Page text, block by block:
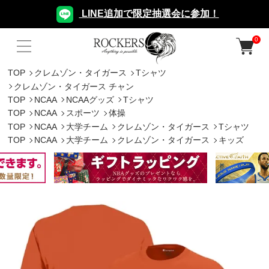
LINE追加で限定抽選会に参加！
0
TOP クレムゾン・タイガース
Tシャツ
クレムゾン・タイガース チャン
TOP
NCAA NCAAグッズ
Tシャツ
TOP
NCAA スポーツ
体操
TOP
NCAA 大学チーム クレムゾン・タイガース
Tシャツ
TOP
NCAA 大学チーム クレムゾン・タイガース キッズ